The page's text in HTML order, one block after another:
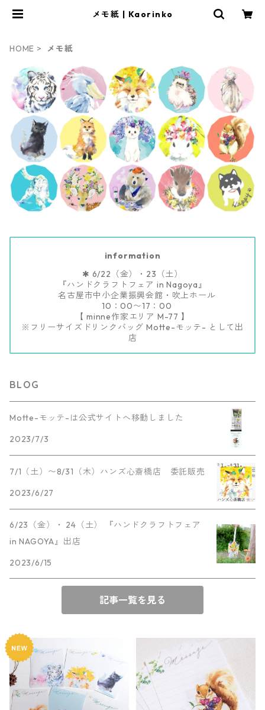
メモ紙 | Kaorinko
HOME メモ紙
information
✱ 6/22（金）・23（土）
『ハンドクラフトフェア in Nagoya』
名古屋市中小企業振興会館・吹上ホール
10：00〜17：00
【 minne作家エリア M-77 】
※フリーサイズドリンクバッグ Motte-モッテ- として出
店
BLOG
Motte-モッテ-は公式サイトへ移動しました
2023/7/3
7/1（土）〜8/31（木）ハンズ心斎橋店 委託販売
2023/6/27
6/23（金）・ 24（土） 『ハンドクラフトフェア
in NAGOYA』出店
2023/6/15
記事一覧を見る